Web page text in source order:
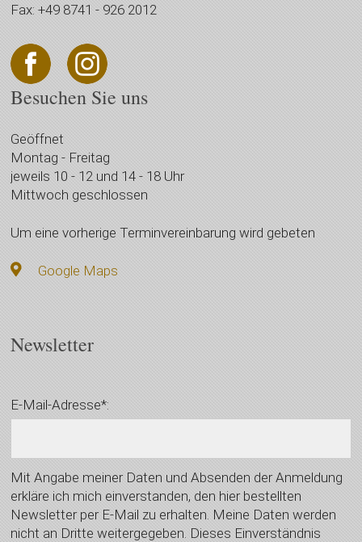
Fax: +49 8741 - 926 2012
Besuchen Sie uns
Geöffnet
Montag - Freitag
jeweils 10 - 12 und 14 - 18 Uhr
Mittwoch geschlossen
Um eine vorherige Terminvereinbarung wird gebeten
Google Maps
Newsletter
E-Mail-Adresse*:
Mit Angabe meiner Daten und Absenden der Anmeldung
erkläre ich mich einverstanden, den hier bestellten
Newsletter per E-Mail zu erhalten. Meine Daten werden
nicht an Dritte weitergegeben. Dieses Einverständnis